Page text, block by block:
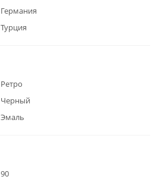
Германия
Турция
Ретро
Черный
Эмаль
90